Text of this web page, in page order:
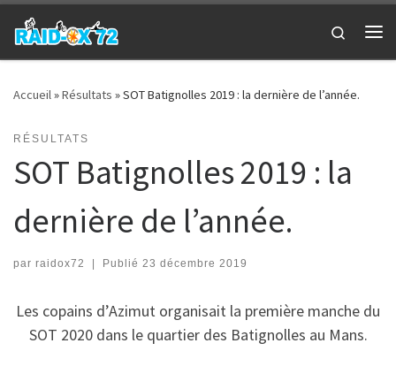
Passer au contenu
Search
Accueil»Résultats »SOT Batignolles 2019 : la dernière de l’année.
RÉSULTATS
SOT Batignolles 2019 : la
dernière de l’année.
par raidox72 | Publié 23 décembre 2019
Les copains d’Azimut organisait la première manche du
SOT 2020 dans le quartier des Batignolles au Mans.